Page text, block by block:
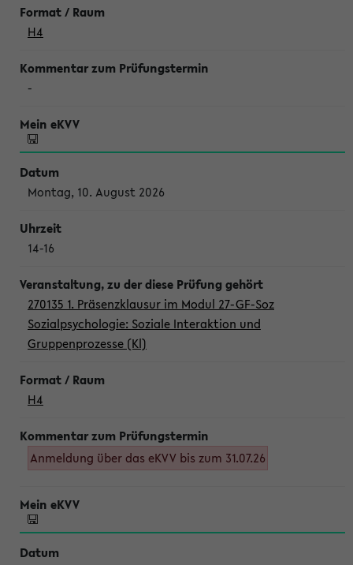
H4
-
Montag, 10. August 2026
14-16
270135 1. Präsenzklausur im Modul 27-GF-Soz
Sozialpsychologie: Soziale Interaktion und
Gruppenprozesse (Kl)
H4
Anmeldung über das eKVV bis zum 31.07.26